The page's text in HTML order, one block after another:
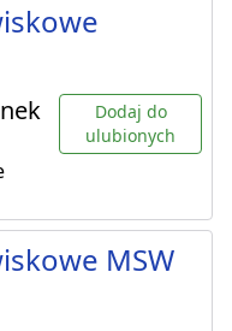
Dodaj do
ulubionych
MSW